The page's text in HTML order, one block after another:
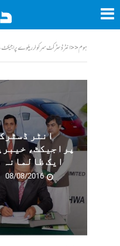
ہوم<<انٹر ڈسٹرکٹ سرکولر ریلوے پراجیکٹ،
انٹر
پراجیکٹ،
ایک ظالمانہ
08/08/2016